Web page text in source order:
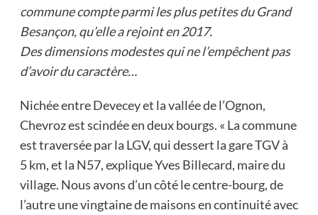
commune compte parmi les plus petites du Grand
Besançon, qu’elle a rejoint en 2017.
Des dimensions modestes qui ne l’empêchent pas
d’avoir du caractère…
Nichée entre Devecey et la vallée de l’Ognon,
Chevroz est scindée en deux bourgs. « La commune
est traversée par la LGV, qui dessert la gare TGV à
5 km, et la N57, explique Yves Billecard, maire du
village. Nous avons d’un côté le centre-bourg, de
l’autre une vingtaine de maisons en continuité avec